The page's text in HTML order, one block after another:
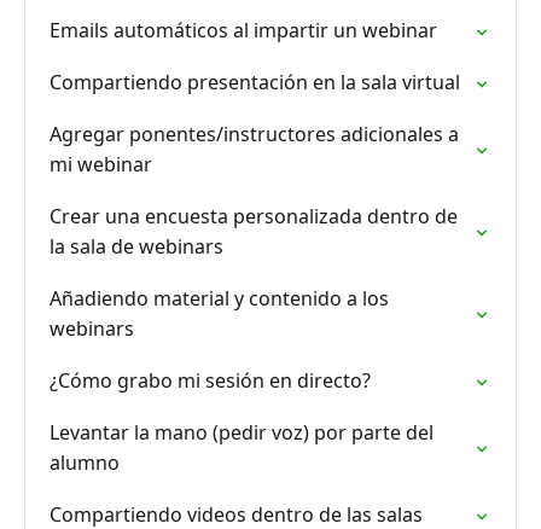
Emails automáticos al impartir un webinar
Compartiendo presentación en la sala virtual
Agregar ponentes/instructores adicionales a
mi webinar
Crear una encuesta personalizada dentro de
la sala de webinars
Añadiendo material y contenido a los
webinars
¿Cómo grabo mi sesión en directo?
Levantar la mano (pedir voz) por parte del
alumno
Compartiendo videos dentro de las salas